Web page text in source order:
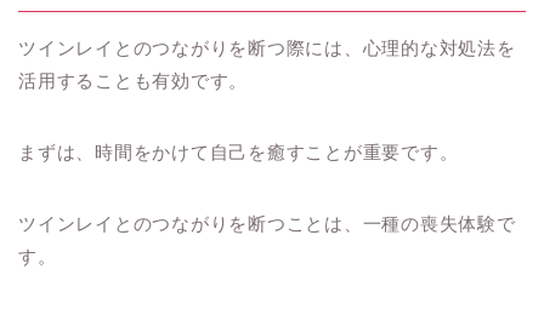
ツインレイとのつながりを断つ際には、心理的な対処法を
活用することも有効です。
まずは、時間をかけて自己を癒すことが重要です。
ツインレイとのつながりを断つことは、一種の喪失体験で
す。